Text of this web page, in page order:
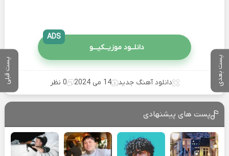
پست بعدی پست قبلی
دانلــود موزیــکیـــو
ADS
دانلود آهنگ جدید 14 می 2024 0 نظر
پست های پیشنهادی